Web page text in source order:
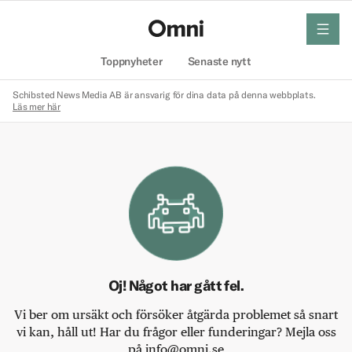
Toppnyheter Senaste nytt
meny
Schibsted News Media AB är ansvarig för dina data på denna webbplats.
Läs mer här
Oj! Något har gått fel.
Vi ber om ursäkt och försöker åtgärda problemet så snart
vi kan, håll ut! Har du frågor eller funderingar? Mejla oss